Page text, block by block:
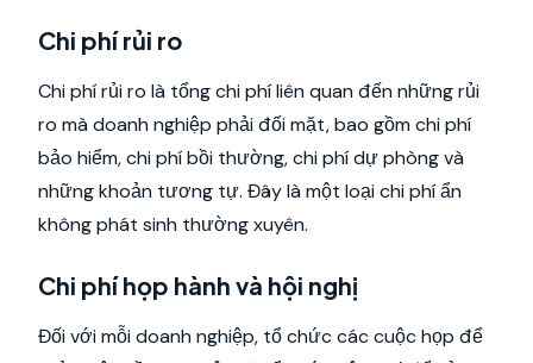
Chi phí rủi ro
Chi phí rủi ro là tổng chi phí liên quan đến những rủi
ro mà doanh nghiệp phải đối mặt, bao gồm chi phí
bảo hiểm, chi phí bồi thường, chi phí dự phòng và
những khoản tương tự. Đây là một loại chi phí ẩn
không phát sinh thường xuyên.
Chi phí họp hành và hội nghị
Đối với mỗi doanh nghiệp, tổ chức các cuộc họp để